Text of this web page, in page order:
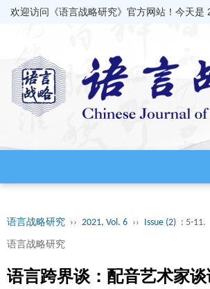
欢迎访问《语言战略研究》官方网站！今天是
语言战略研究 ›› 2021, Vol. 6 ›› Issue (2) : 5-11.
语言战略研究
语言跨界谈：配音艺术家